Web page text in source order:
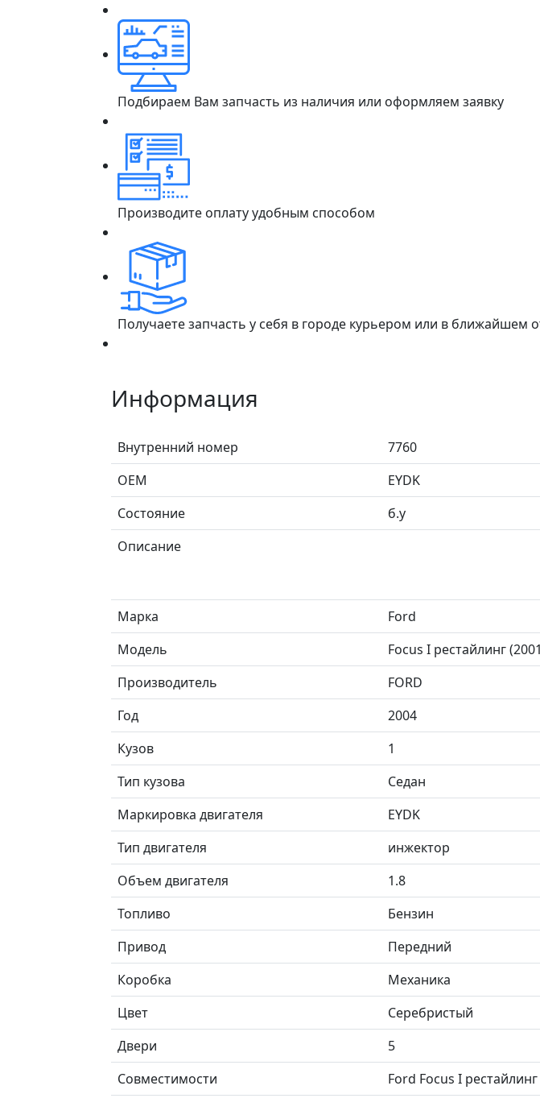
Подбираем Вам запчасть из наличия или оформляем заявку
Производите оплату удобным способом
Получаете запчасть у себя в городе курьером или в ближайшем
Информация
Внутренний номер
7760
ОЕМ
EYDK
Состояние
б.у
Описание
Марка
Ford
Модель
Focus I рестайлинг
Производитель
FORD
Год
2004
Кузов
1
Тип кузова
Седан
Маркировка двигателя
EYDK
Тип двигателя
инжектор
Объем двигателя
1.8
Топливо
Бензин
Привод
Передний
Коробка
Механика
Цвет
Серебристый
Двери
5
Совместимости
Ford Focus I